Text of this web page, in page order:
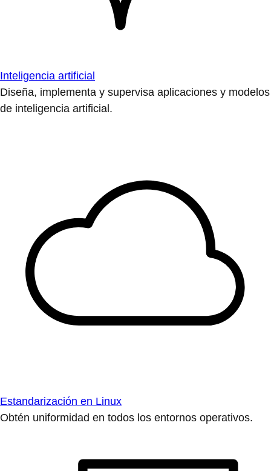
Inteligencia artificial
Diseña, implementa y supervisa aplicaciones y modelos
de inteligencia artificial.
Estandarización en Linux
Obtén uniformidad en todos los entornos operativos.